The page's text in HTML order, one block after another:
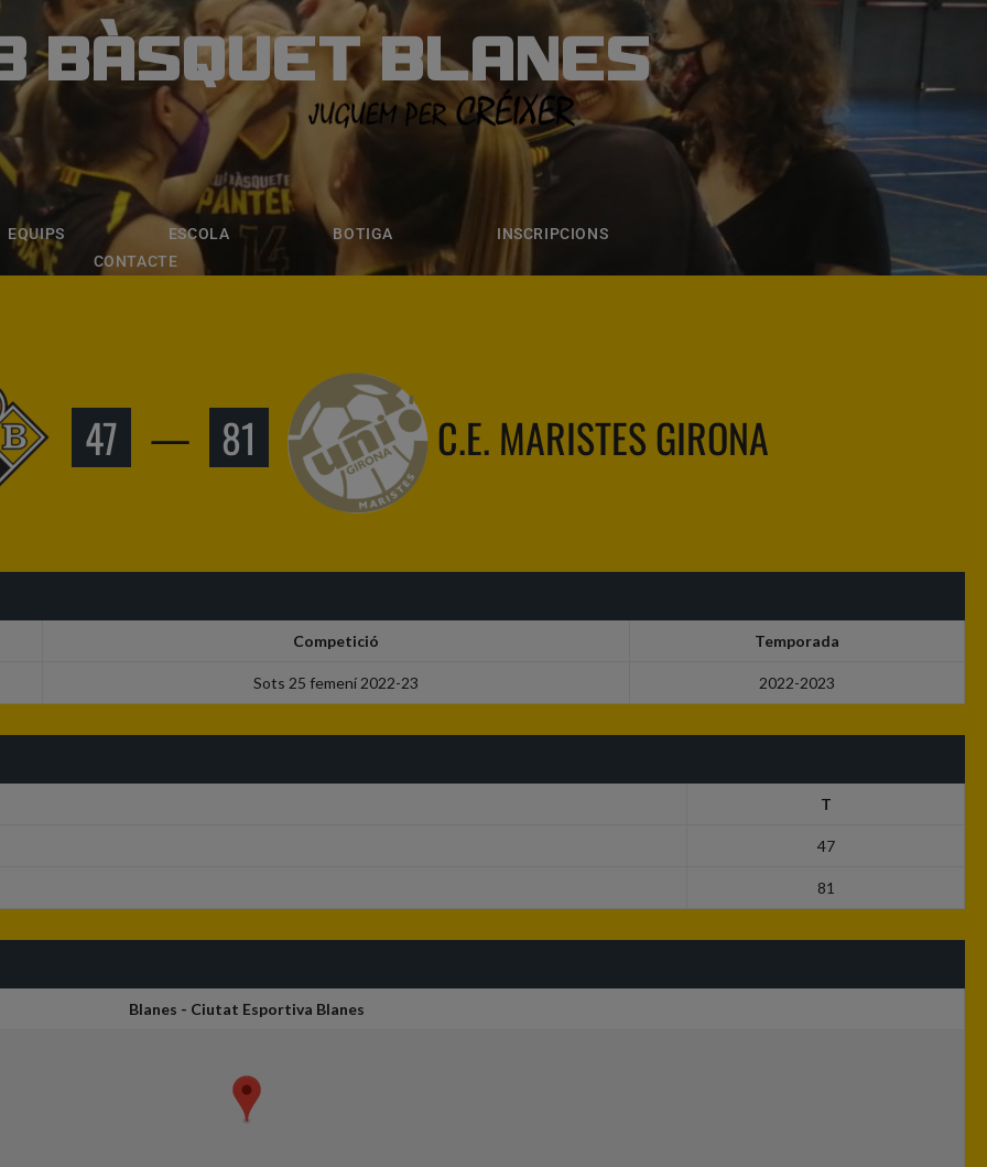
BÀSQUET BLANES
EQUIPS ESCOLA BOTIGA
INSCRIPCIONS
CONTACTE
BLANES
ESCOLA BOTIGA INSCRIPCIONS
47 — 81 C.E. MARISTES GIRONA
Competició Temporada
Sots 25 femení 2022-23 2022-2023
T
47
81
Blanes - Ciutat Esportiva Blanes